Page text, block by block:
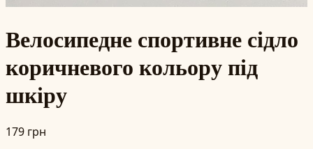
Велосипедне спортивне сідло
коричневого кольору під
шкіру
179 грн